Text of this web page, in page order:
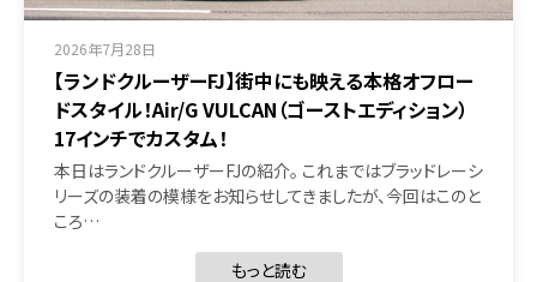
2026年7月28日
【ランドクルーザーFJ】街中にも映える本格オフロー
ドスタイル！Air/G VULCAN（ゴーストエディション）
17インチでカスタム！
本日はランドクルーザーFJの紹介。 これまではブラッドレーシ
リーズの装着の模様をお知らせしてきましたが、今回はこのと
ころ…
もっと読む